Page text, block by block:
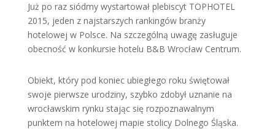
Już po raz siódmy wystartował plebiscyt TOPHOTEL
2015, jeden z najstarszych rankingów branży
hotelowej w Polsce. Na szczególną uwagę zasługuje
obecność w konkursie hotelu B&B Wrocław Centrum.
Obiekt, który pod koniec ubiegłego roku świętował
swoje pierwsze urodziny, szybko zdobył uznanie na
wrocławskim rynku stając się rozpoznawalnym
punktem na hotelowej mapie stolicy Dolnego Śląska.